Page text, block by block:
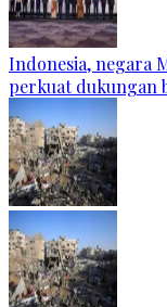
Indonesia, negara
perkuat dukungan